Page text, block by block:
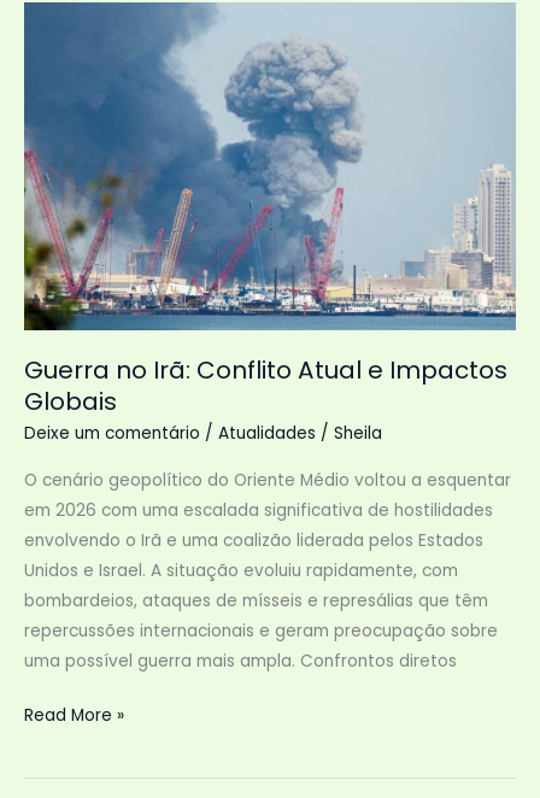
Guerra no Irã: Conflito Atual e Impactos
Globais
Deixe um comentário / Atualidades / Sheila
O cenário geopolítico do Oriente Médio voltou a esquentar
em 2026 com uma escalada significativa de hostilidades
envolvendo o Irã e uma coalizão liderada pelos Estados
Unidos e Israel. A situação evoluiu rapidamente, com
bombardeios, ataques de mísseis e represálias que têm
repercussões internacionais e geram preocupação sobre
uma possível guerra mais ampla. Confrontos diretos
Guerra
Irã:
Read More »